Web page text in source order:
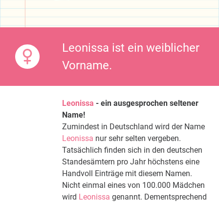
Leonissa ist ein weiblicher
Vorname.
Leonissa - ein ausgesprochen seltener
Name!
Zumindest in Deutschland wird der Name
Leonissa nur sehr selten vergeben.
Tatsächlich finden sich in den deutschen
Standesämtern pro Jahr höchstens eine
Handvoll Einträge mit diesem Namen.
Nicht einmal eines von 100.000 Mädchen
wird Leonissa genannt. Dementsprechend